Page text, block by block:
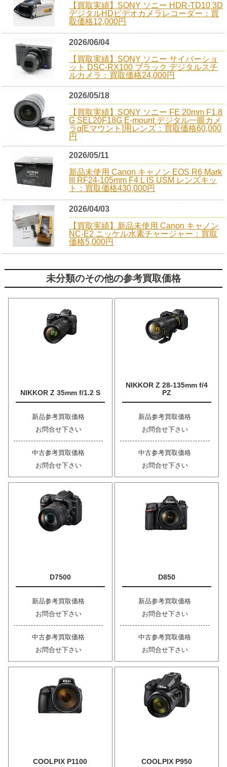
【買取実績】SONY ソニー HDR-TD10 3D
デジタルHDビデオカメラレコーダー：買
取価格12,000円
2026/06/04
【買取実績】SONY ソニー サイバーショ
ット DSC-RX100 ブラック デジタルスチ
ルカメラ：買取価格24,000円
2026/05/18
【買取実績】SONY ソニー FE 20mm F1.8
G SEL20F18G E-mount デジタル一眼カメ
ラα[Eマウント]用レンズ：買取価格60,000
円
2026/05/11
新品未使用 Canon キャノン EOS R6 Mark
III RF24-105mm F4 L IS USM レンズキッ
ト：買取価格430,000円
2026/04/03
【買取実績】新品未使用 Canon キャノン
NC-E2 ニッケル水素チャージャー：買取
価格5,000円
未分類のその他の参考買取価格
NIKKOR Z 35mm f/1.2 S
新品参考買取価格
お問合せ下さい
中古参考買取価格
お問合せ下さい
NIKKOR Z 28-135mm f/4
PZ
新品参考買取価格
お問合せ下さい
中古参考買取価格
お問合せ下さい
D7500
新品参考買取価格
お問合せ下さい
中古参考買取価格
お問合せ下さい
D850
新品参考買取価格
お問合せ下さい
中古参考買取価格
お問合せ下さい
COOLPIX P1100 COOLPIX P950